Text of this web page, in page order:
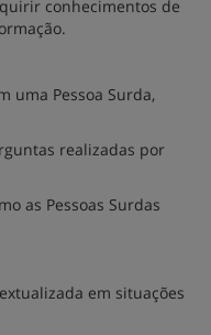
conhecimentos de
uma Pessoa Surda,
realizadas por
as Pessoas Surdas
em situações